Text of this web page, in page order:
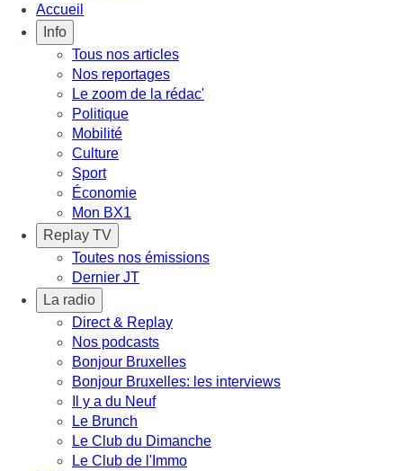
Accueil
Info
Tous nos articles
Nos reportages
Le zoom de la rédac'
Politique
Mobilité
Culture
Sport
Économie
Mon BX1
Replay TV
Toutes nos émissions
Dernier JT
La radio
Direct & Replay
Nos podcasts
Bonjour Bruxelles
Bonjour Bruxelles: les interviews
Il y a du Neuf
Le Brunch
Le Club du Dimanche
Le Club de l'Immo